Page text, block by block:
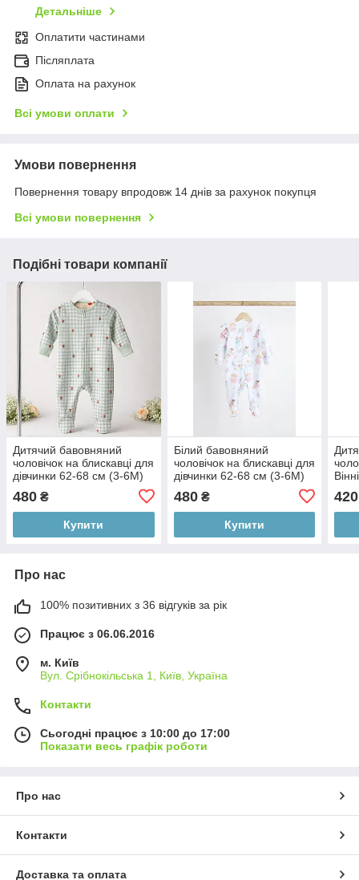
Детальніше
Оплатити частинами
Післяплата
Оплата на рахунок
Всі умови оплати
Умови повернення
Повернення товару впродовж 14 днів за рахунок покупця
Всі умови повернення
Подібні товари компанії
Дитячий бавовняний
чоловічок на блискавці для
дівчинки 62-68 см (3-6M)
480 ₴
Купити
Білий бавовняний
чоловічок на блискавці для
дівчинки 62-68 см (3-6M)
480₴
Купити
420
Про нас
100% позитивних з 36 відгуків за рік
Працює з 06.06.2016
м. Київ
Вул. Срібнокільська 1, Київ, Україна
Контакти
Сьогодні працює з 10:00 до 17:00
Показати весь графік роботи
Про нас
Контакти
Доставка та оплата